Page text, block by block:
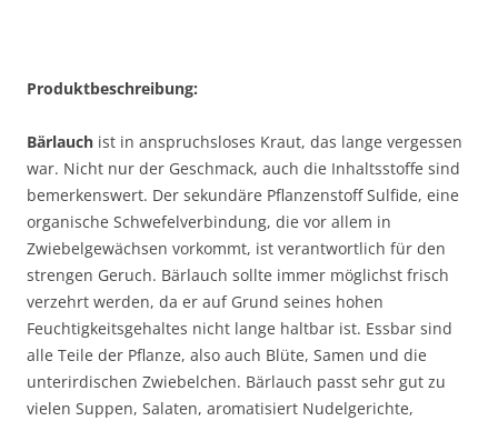
Produktbeschreibung:
Bärlauch ist in anspruchsloses Kraut, das lange vergessen
war. Nicht nur der Geschmack, auch die Inhaltsstoffe sind
bemerkenswert. Der sekundäre Pflanzenstoff Sulfide, eine
organische Schwefelverbindung, die vor allem in
Zwiebelgewächsen vorkommt, ist verantwortlich für den
strengen Geruch. Bärlauch sollte immer möglichst frisch
verzehrt werden, da er auf Grund seines hohen
Feuchtigkeitsgehaltes nicht lange haltbar ist. Essbar sind
alle Teile der Pflanze, also auch Blüte, Samen und die
unterirdischen Zwiebelchen. Bärlauch passt sehr gut zu
vielen Suppen, Salaten, aromatisiert Nudelgerichte,